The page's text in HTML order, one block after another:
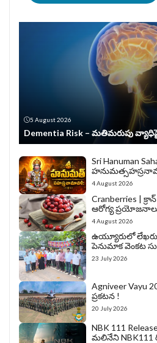
5 August 2026
Dementia Risk – మతిమరుపు
Sri Hanuman
4 August 2026
Cranberries |
ఆరోగ్య
4 August 2026
ఉయ్యూరులో
పెనుమాక వెంకట
23 July 2026
Agniveer Vayu
ప్రకటన !
20 July 2026
NBK 111
మలినేని NBK111